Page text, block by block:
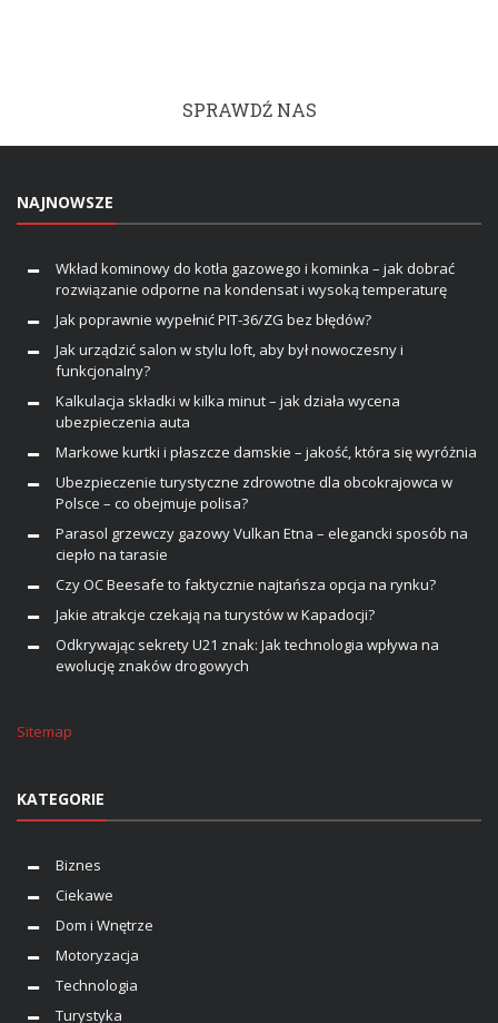
SPRAWDŹ NAS
NAJNOWSZE
Wkład kominowy do kotła gazowego i kominka – jak dobrać
rozwiązanie odporne na kondensat i wysoką temperaturę
Jak poprawnie wypełnić PIT-36/ZG bez błędów?
Jak urządzić salon w stylu loft, aby był nowoczesny i
funkcjonalny?
Kalkulacja składki w kilka minut – jak działa wycena
ubezpieczenia auta
Markowe kurtki i płaszcze damskie – jakość, która się wyróżnia
Ubezpieczenie turystyczne zdrowotne dla obcokrajowca w
Polsce – co obejmuje polisa?
Parasol grzewczy gazowy Vulkan Etna – elegancki sposób na
ciepło na tarasie
Czy OC Beesafe to faktycznie najtańsza opcja na rynku?
Jakie atrakcje czekają na turystów w Kapadocji?
Odkrywając sekrety U21 znak: Jak technologia wpływa na
ewolucję znaków drogowych
Sitemap
KATEGORIE
Biznes
Ciekawe
Dom i Wnętrze
Motoryzacja
Technologia
Turystyka